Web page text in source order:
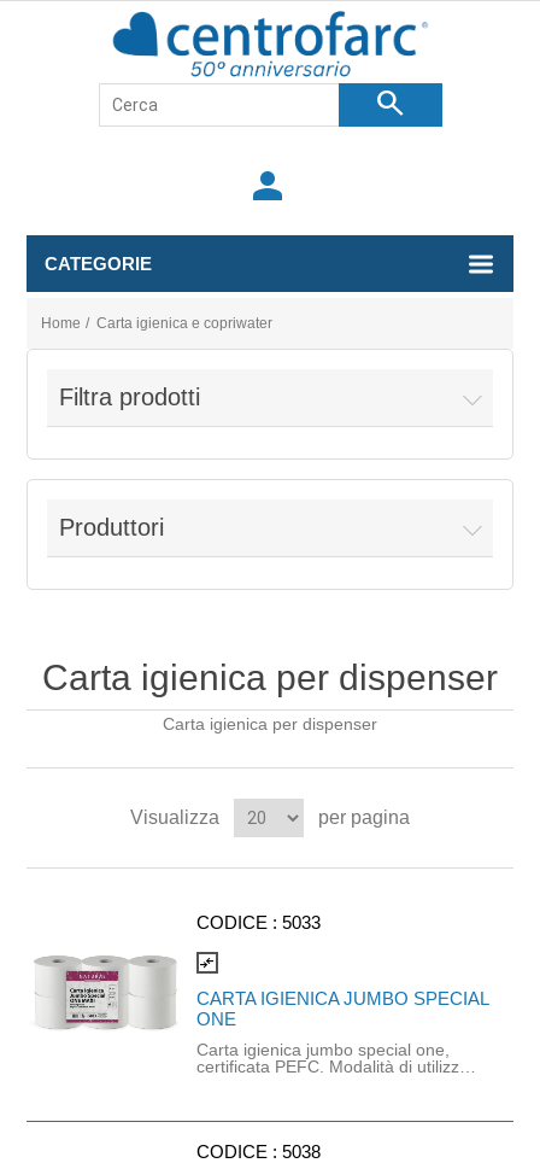
search
person
CATEGORIE
Home / Carta igienica e copriwater
Filtra prodotti
Produttori
Carta igienica per dispenser
Carta igienica per dispenser
Visualizza per pagina
CODICE :5033
compare_arrows
CARTA IGIENICA JUMBO SPECIAL
ONE
Carta igienica jumbo special one,
certificata PEFC. Modalità di utilizzo:
tratteggiata verde e tirare per estrarla
allegato. Compatibile col dispenser
CODICE :5038